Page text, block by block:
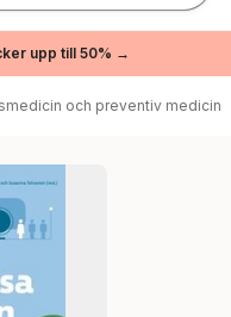
upp till 50% →
och preventiv medicin